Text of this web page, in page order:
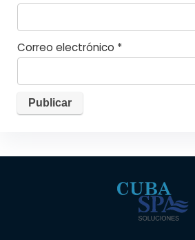
Correo electrónico *